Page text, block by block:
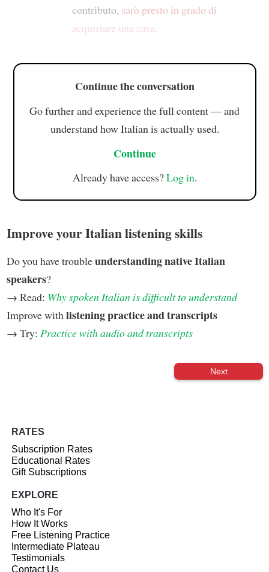
contributo, sarò presto in grado di
acquistare una casa.
Continue the conversation
Go further and experience the full content — and
understand how Italian is actually used.
Continue
Already have access?Log in.
Improve your Italian listening skills
Do you have troubleunderstanding native Italian
speakers?
→ Read: Why spoken Italian is difficult to understand
Improve with listening practice and transcripts
→ Try: Practice with audio and transcripts
Next
RATES
Subscription Rates
Educational Rates
Gift Subscriptions
EXPLORE
Who It's For
How It Works
Free Listening Practice
Intermediate Plateau
Testimonials
Contact Us